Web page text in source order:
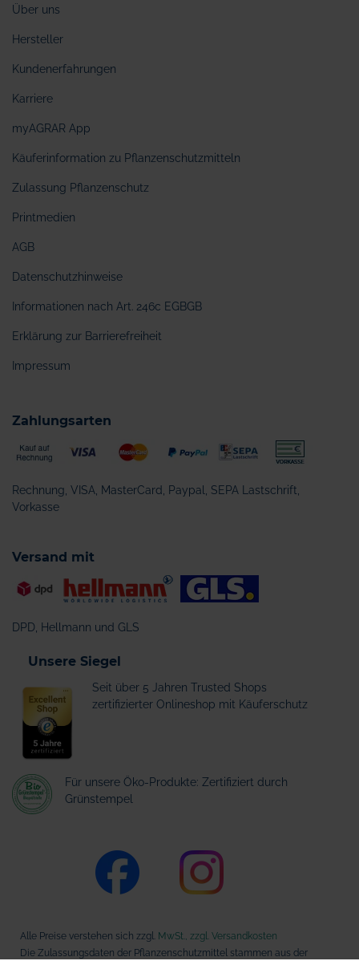
Über uns
Hersteller
Kundenerfahrungen
Karriere
myAGRAR App
Käuferinformation zu Pflanzenschutzmitteln
Zulassung Pflanzenschutz
Printmedien
AGB
Datenschutzhinweise
Informationen nach Art. 246c EGBGB
Erklärung zur Barrierefreiheit
Impressum
Zahlungsarten
Rechnung, VISA, MasterCard, Paypal, SEPA Lastschrift,
Vorkasse
Versand mit
DPD, Hellmann und GLS
Unsere Siegel
Seit über 5 Jahren Trusted Shops
zertifizierter Onlineshop mit Käuferschutz
Für unsere Öko-Produkte: Zertifiziert durch
Grünstempel
Alle Preise verstehen sich zzgl. MwSt., zzgl. Versandkosten
Die Zulassungsdaten der Pflanzenschutzmittel stammen aus der